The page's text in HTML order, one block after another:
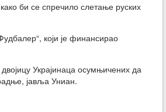
би се спречило слетање руских
који је финансирао
Украјинаца осумњичених да
јавља Униан.